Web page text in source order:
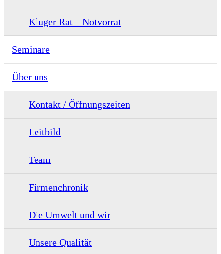
Kluger Rat – Notvorrat
Seminare
Über uns
Kontakt / Öffnungszeiten
Leitbild
Team
Firmenchronik
Die Umwelt und wir
Unsere Qualität